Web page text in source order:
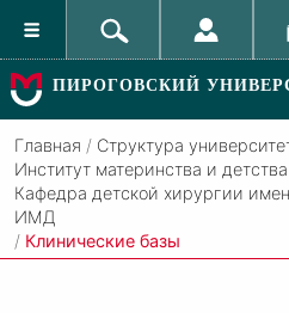
ПИРОГОВСКИЙ
Главная / Структура
Институт материнства и детства
Кафедра детской хирургии
ИМД
/ Клинические базы